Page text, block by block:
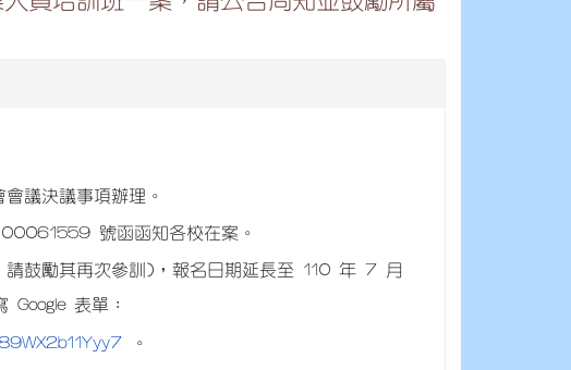
議決議事項辦理。
號函函知各校在案。
請鼓勵其再次參訓)，報名日期延長至 110 年 7 月
表單：
。